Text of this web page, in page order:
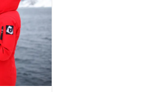
выведена в карманы —
кулисок
длины: